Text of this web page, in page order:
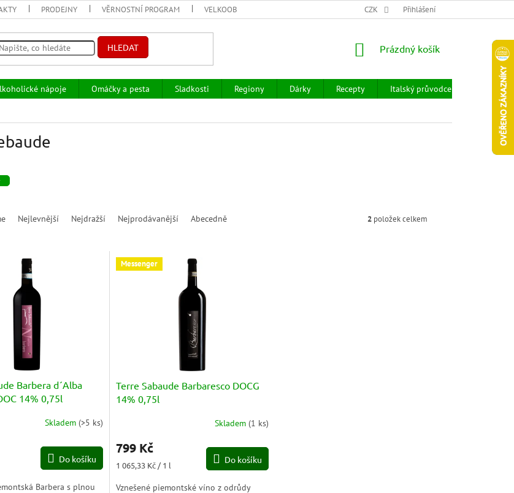
PRODEJNY VĚRNOSTNÍ PROGRAM VELKOOBCHOD HODNOCENÍ OBCHODU OBCHODNÍ PODMÍNKY
CZK Přihlášení
HLEDAT
NÁKUPNÍ
Prázdný košík
nápoje Omáčky a pesta Sladkosti Regiony Dárky Recepty Italský průvodce
Prodejny
Nejlevnější Nejdražší Nejprodávanější Abecedně 2 položek celkem
Barbera d´Alba
14% 0,75l
Skladem (>5 ks)
Do košíku
Barbera s plnou
Messenger
Terre Sabaude Barbaresco DOCG
14% 0,75l
Skladem(1 ks)
799 Kč
Měrná
1 065,33 Kč / 1 l
Do košíku
Vznešené piemontské víno z odrůdy